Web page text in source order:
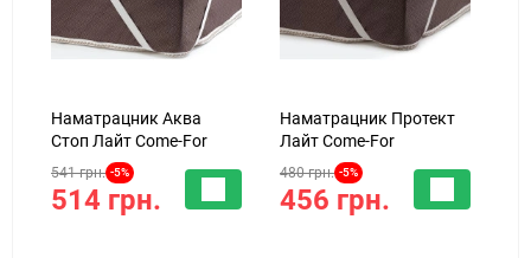
Наматрацник Аква
Стоп Лайт Come-For
541 грн. -5%
514 грн.
Наматрацник Протект
Лайт Come-For
480 грн. -5%
456 грн.